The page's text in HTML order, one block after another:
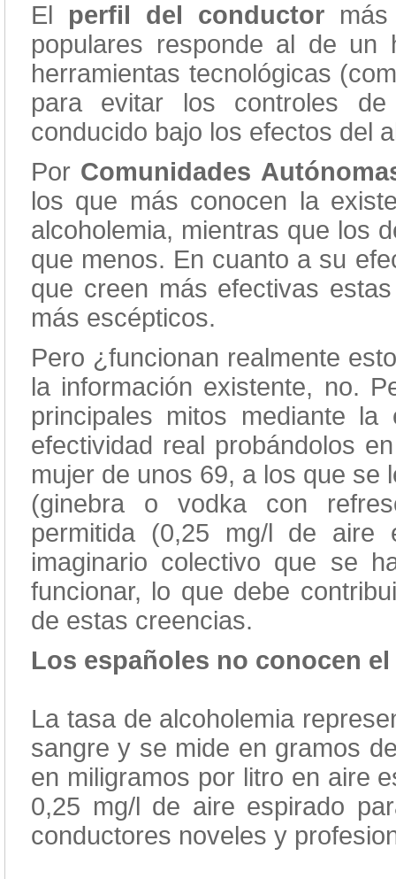
El perfil del conductor
populares responde al de
herramientas tecnológicas
para evitar los controles
conducido bajo los efectos del
Por Comunidades
los que más conocen la
alcoholemia, mientras que los
que menos. En cuanto a su
que creen más efectivas
más escépticos.
Pero ¿funcionan realmente
la información existente, no.
principales mitos mediante
efectividad real probándolos
mujer de unos 69, a los que se
(ginebra o vodka con
permitida (0,25 mg/l de aire
imaginario colectivo que se
funcionar, lo que debe
de estas creencias.
Los españoles no conocen
La tasa de alcoholemia
sangre y se mide en gramos
en miligramos por litro en aire
0,25 mg/l de aire espirado
conductores noveles y